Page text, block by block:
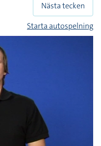
Nästa tecken
Starta autospelning